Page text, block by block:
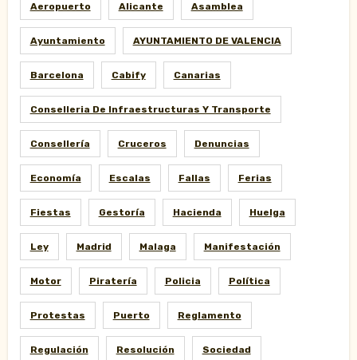
Aeropuerto Alicante Asamblea
Ayuntamiento AYUNTAMIENTO DE VALENCIA
Barcelona Cabify Canarias
Conselleria De Infraestructuras Y Transporte
Consellería Cruceros Denuncias
Economía Escalas Fallas Ferias
Fiestas Gestoría Hacienda Huelga
Ley Madrid Malaga Manifestación
Motor Piratería Policia Política
Protestas Puerto Reglamento
Regulación Resolución Sociedad